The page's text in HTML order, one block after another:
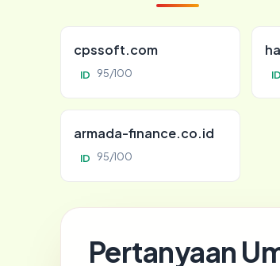
cpssoft.com
ID 95/100 ID
armada-finance.co.id
ID 95/100
Pertanyaan